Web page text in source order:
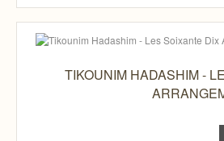
TIKOUNIM HADASHIM -